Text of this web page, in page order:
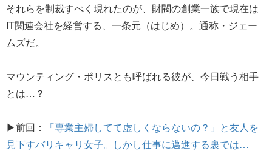
それらを制裁すべく現れたのが、財閥の創業一族で現在は
IT関連会社を経営する、一条元（はじめ）。通称・ジェー
ムズだ。
マウンティング・ポリスとも呼ばれる彼が、今日戦う相手
とは…？
▶前回：
「専業主婦してて虚しくならないの？」と友人を
見下すバリキャリ女子。しかし仕事に邁進する裏では…